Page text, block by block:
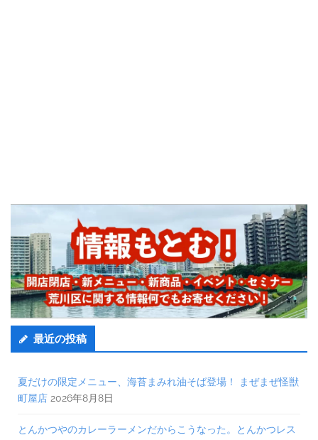
最近の投稿
夏だけの限定メニュー、海苔まみれ油そば登場！ まぜまぜ怪獣
町屋店 2026年8月8日
とんかつやのカレーラーメンだからこうなった。とんかつレス